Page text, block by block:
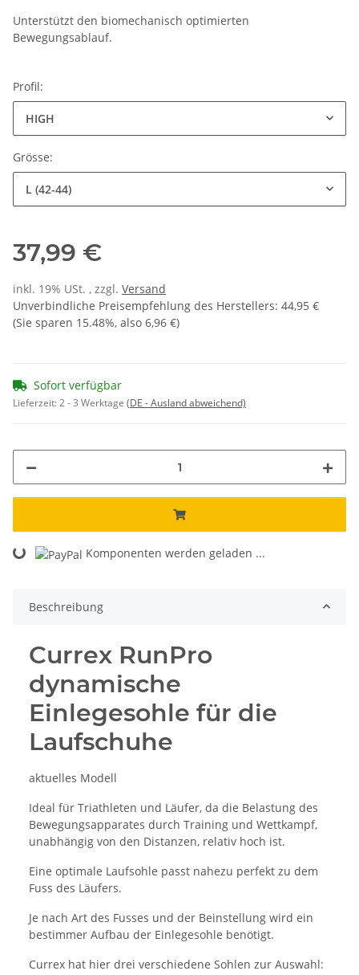
Unterstützt den biomechanisch optimierten
Bewegungsablauf.
Profil:
HIGH
Grösse:
L (42-44)
37,99 €
inkl. 19% USt. , zzgl. Versand
Unverbindliche Preisempfehlung des Herstellers: 44,95 €
(Sie sparen 15.48%, also 6,96 €)
Sofort verfügbar
Lieferzeit:2 - 3 Werktage (DE - Ausland abweichend)
Loading... Komponenten werden geladen ...
Beschreibung
Currex RunPro
dynamische
Einlegesohle für die
Laufschuhe
aktuelles Modell
Ideal für Triathleten und Läufer, da die Belastung des
Bewegungsapparates durch Training und Wettkampf,
unabhängig von den Distanzen, relativ hoch ist.
Eine optimale Laufsohle passt nahezu perfekt zu dem
Fuss des Läufers.
Je nach Art des Fusses und der Beinstellung wird ein
bestimmer Aufbau der Einlegesohle benötigt.
Currex hat hier drei verschiedene Sohlen zur Auswahl: